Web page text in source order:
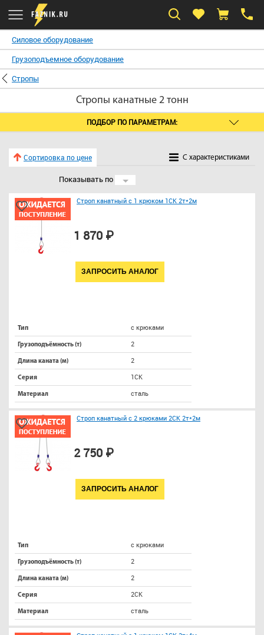
Силовое оборудование
Грузоподъемное оборудование
Стропы
Стропы канатные 2 тонн
ПОДБОР ПО ПАРАМЕТРАМ:
Сортировка по цене C характеристиками
Показывать по 24
Строп канатный с 1 крюком 1СК 2т*2м
1 870 ₽
ЗАПРОСИТЬ АНАЛОГ
Тип с крюками
Грузоподъёмность (т) 2
Длина каната (м) 2
Серия 1СК
Материал сталь
Строп канатный с 2 крюками 2СК 2т*2м
2 750 ₽
ЗАПРОСИТЬ АНАЛОГ
Тип с крюками
Грузоподъёмность (т) 2
Длина каната (м) 2
Серия 2СК
Материал сталь